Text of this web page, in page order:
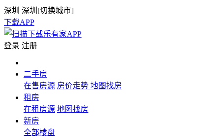
深圳 深圳[切换城市]
下载APP
登录 注册
二手房
在售房源 房价走势 地图找房
租房
在租房源 地图找房
新房
全部楼盘